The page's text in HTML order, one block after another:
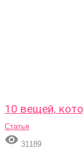
10 вещей,
Статья
 31189